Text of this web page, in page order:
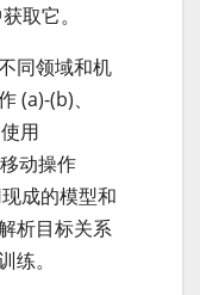
取它。
同领域和机
(a)-(b)、
用
动操作
成的模型和
析目标关系
练。